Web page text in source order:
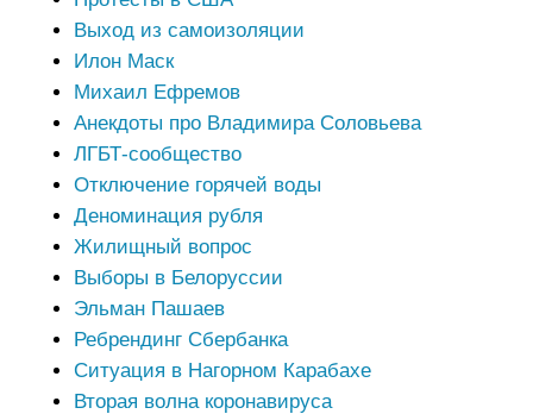
Выход из самоизоляции
Илон Маск
Михаил Ефремов
Анекдоты про Владимира Соловьева
ЛГБТ-сообщество
Отключение горячей воды
Деноминация рубля
Жилищный вопрос
Выборы в Белоруссии
Эльман Пашаев
Ребрендинг Сбербанка
Ситуация в Нагорном Карабахе
Вторая волна коронавируса